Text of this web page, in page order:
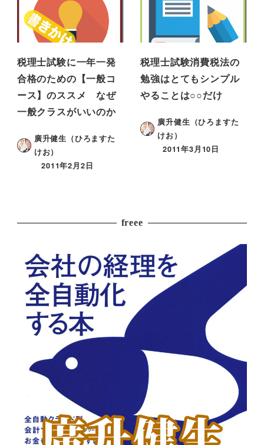
税理士試験に一年一発
合格のための【一般コ
ース】のススメ なぜ
一般クラスがいいのか
廣升健生（ひろますた
けお）
2011年2月2日
税理士試験消費税法の
勉強はとてもシンプル
やることは○○だけ
廣升健生（ひろますた
けお）
2011年3月10日
freee